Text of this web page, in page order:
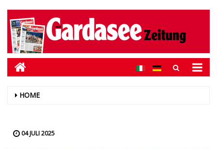
HOME
04 JULI 2025